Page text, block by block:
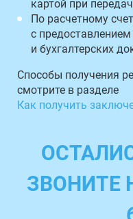
картой при
По расчетному
с
и бухгалтерских
Способы получения
смотрите в разделе
Как получить
ЗВОНИТЕ